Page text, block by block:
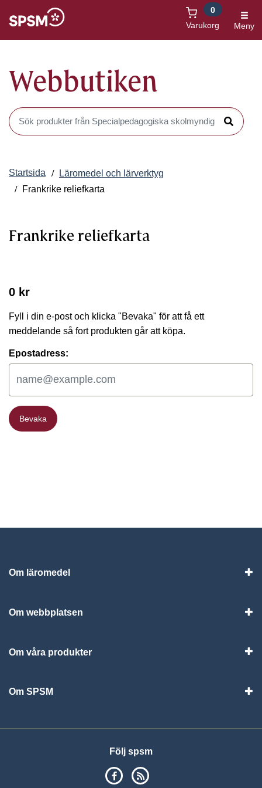
Varukorg
0
Meny
Webbutiken
Sök produkter i Webbutiken
Sök
Startsida
Läromedel och lärverktyg
Frankrike reliefkarta
Frankrike reliefkarta
0 kr
Fyll i din e-post och klicka "Bevaka" för att få ett
meddelande så fort produkten går att köpa.
Epostadress:
Bevaka
Bevaka
Om läromedel
Om webbplatsen
Om våra produkter
Om SPSM
Följ spsm
SPSM på Facebook